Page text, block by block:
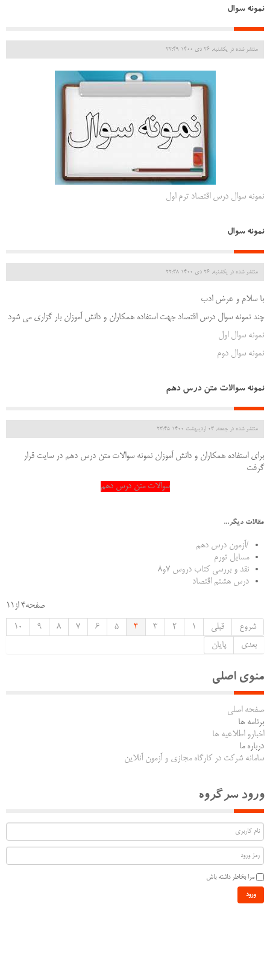
نمونه سوال
منتشر شده در یکشنبه, 26 دی 1400 22:49
نمونه سوال درس اقتصاد ترم اول
نمونه سوال
منتشر شده در یکشنبه, 26 دی 1400 22:38
با سلام و عرض ادب
چند نمونه سوال درس اقتصاد جهت استفاده همکاران و دانش آموزان بار گزاری می شود
نمونه سوال اول
نمونه سوال دوم
نمونه سوالات متن درس دهم
منتشر شده در جمعه, 03 ارديبهشت 1400 23:45
برای استفاده همکاران و دانش آموزان نمونه سوالات متن درس دهم در سایت قرار
گرفت
سوالات متن درس دهم
مقالات دیگر...
/آزمون درس دهم
مسایل تورم
نقد و بررسی کتاب دروس 7و8
درس هشتم اقتصاد
صفحه4 از11
شروع
قبلی 1
2
3
4
5
6
7
8
9
10
بعدی
پایان
منوی اصلی
صفحه اصلی
برنامه ها
اخبارو اطلاعیه ها
درباره ما
سامانه شرکت در کارگاه مجازی و آزمون آنلاین
ورود سرگروه
مرا بخاطر داشته باش
ورود